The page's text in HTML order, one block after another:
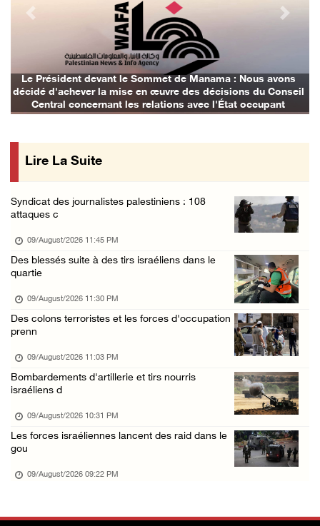
09/August/2026 02:36 PM
Les autorités d’occupation reconnaissent le ...
09/August/2026 02:08 PM
Les colons déracinent des dizaines d’arbres ...
09/August/2026 01:45 PM
Des cultures endommagées après le pâturage d ...
Gaza : le bilan de la guerre atteint 73.386 ...
Le Président Abbas rend hommage à Diab Al-Lo ...
09/August/2026 10:54 AM
Les forces israéliennes s’emparent d’une mai ...
09/August/2026 10:44 AM
Malgré le cessez-le-feu, Gaza toujours sous ...
Des soldats israéliens ouvrent le feu sur un ...
Des colons israéliens incendient une habitat ...
Le Président devant le Sommet de Manama : Nous avons
décidé d'achever la mise en œuvre des décisions du Conseil
Central concernant les relations avec l'État occupant
Previous Next
Lire La Suite
Syndicat des journalistes palestiniens : 108
attaques c
09/August/2026 11:45 PM
Des blessés suite à des tirs israéliens dans le
quartie
09/August/2026 11:30 PM
Des colons terroristes et les forces d'occupation
prenn
09/August/2026 11:03 PM
Bombardements d'artillerie et tirs nourris
israéliens d
09/August/2026 10:31 PM
Les forces israéliennes lancent des raid dans le
gou
09/August/2026 09:22 PM